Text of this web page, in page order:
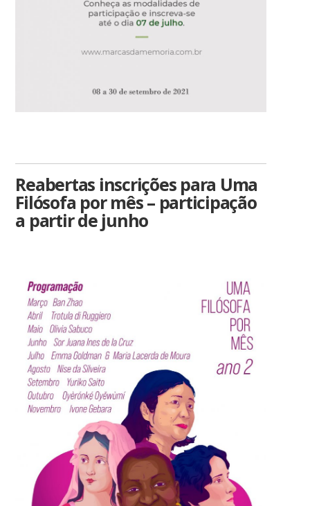
Reabertas inscrições para Uma
Filósofa por mês – participação
a partir de junho